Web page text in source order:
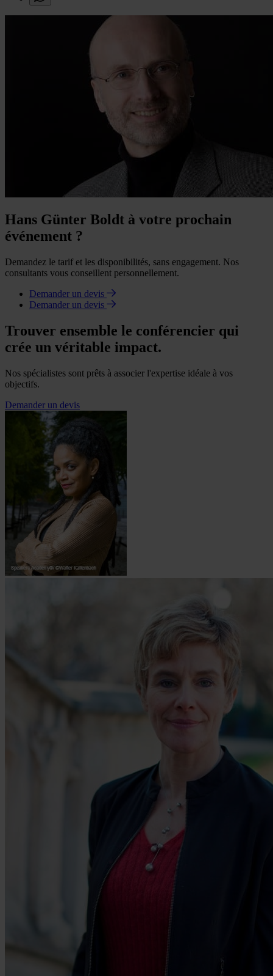
Hans Günter Boldt à votre prochain
événement ?
Demandez le tarif et les disponibilités, sans engagement. Nos
consultants vous conseillent personnellement.
Demander un devis
Demander un devis
Trouver ensemble le conférencier qui
crée un véritable impact.
Nos spécialistes sont prêts à associer l'expertise idéale à vos
objectifs.
Demander un devis